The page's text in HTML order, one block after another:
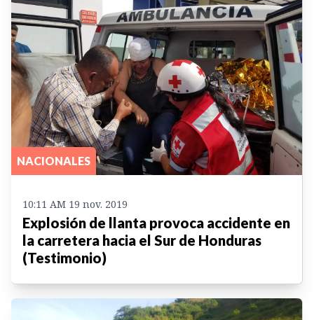
NACIONALES
10:11 AM 19 nov. 2019
Explosión de llanta provoca accidente en
la carretera hacia el Sur de Honduras
(Testimonio)